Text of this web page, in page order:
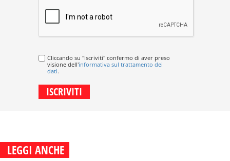
Cliccando su "Iscriviti" confermo di aver preso
visione dell'informativa sul trattamento dei
dati.
LEGGI ANCHE